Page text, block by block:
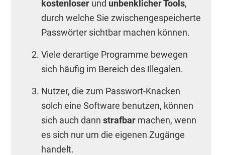
kostenloser und unbenklicher Tools,
durch welche Sie zwischengespeicherte
Passwörter sichtbar machen können.
Viele derartige Programme bewegen
sich häufig im Bereich des Illegalen.
Nutzer, die zum Passwort-Knacken
solch eine Software benutzen, können
sich auch dannstrafbar machen, wenn
es sich nur um die eigenen Zugänge
handelt.